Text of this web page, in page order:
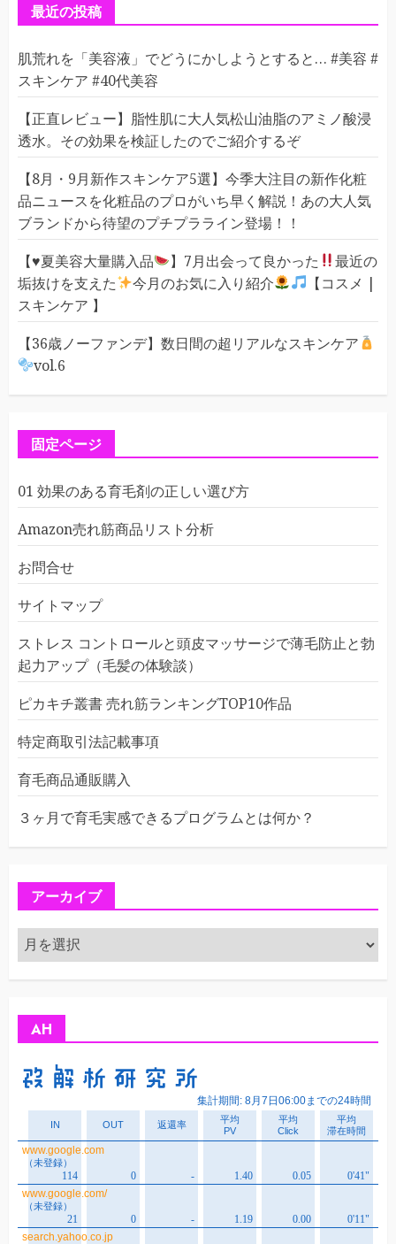
最近の投稿
肌荒れを「美容液」でどうにかしようとすると… #美容 #
スキンケア #40代美容
【正直レビュー】脂性肌に大人気松山油脂のアミノ酸浸
透水。その効果を検証したのでご紹介するぞ
【8月・9月新作スキンケア5選】今季大注目の新作化粧
品ニュースを化粧品のプロがいち早く解説！あの大人気
ブランドから待望のプチプラライン登場！！
【♥️夏美容大量購入品 】7月出会って良かった
最近の
垢抜けを支えた
今月のお気に入り紹介
【コスメ |
スキンケア 】
【36歳ノーファンデ】数日間の超リアルなスキンケア
vol.6
固定ページ
01 効果のある育毛剤の正しい選び方
Amazon売れ筋商品リスト分析
お問合せ
サイトマップ
ストレス コントロールと頭皮マッサージで薄毛防止と勃
起力アップ（毛髪の体験談）
ピカキチ叢書 売れ筋ランキングTOP10作品
特定商取引法記載事項
育毛商品通販購入
３ヶ月で育毛実感できるプログラムとは何か？
アーカイブ
ア
ー
カ
AH